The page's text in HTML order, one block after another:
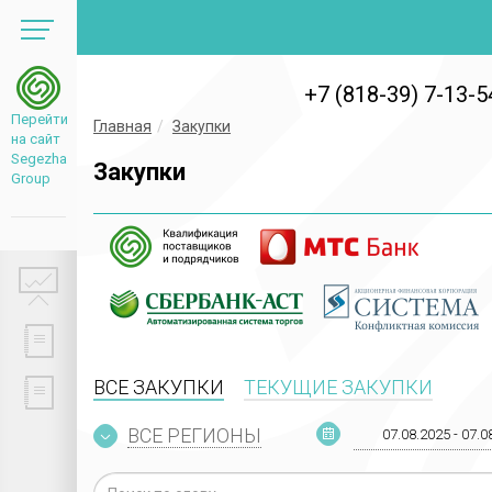
Перейти
на сайт
Segezha
Group
+7 (818-39) 7-13-
Главная Закупки
Закупки
ВСЕ ЗАКУПКИ ТЕКУЩИЕ ЗАКУПКИ
ВСЕ РЕГИОНЫ